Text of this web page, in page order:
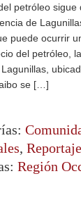
petróleo
de
puede ocurrir
del petróleo,
se […]
,
Región